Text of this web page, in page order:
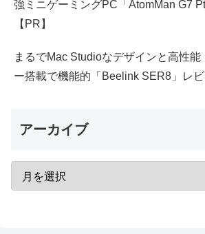
強ミニゲーミングPC「AtomMan G7
【PR】
まるでMac Studioなデザインと高性能
ー搭載で機能的「Beelink SER8」レ
アーカイブ